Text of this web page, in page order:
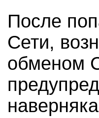
После
Сети,
обменом